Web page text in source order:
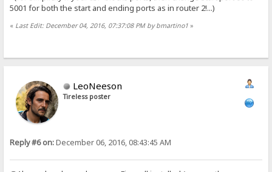
5001 for both the start and ending ports as in router 2!...)
« Last Edit: December 04, 2016, 07:37:08 PM by bmartino1 »
LeoNeeson
Tireless poster
Reply #6 on:December 06, 2016, 08:43:45 AM